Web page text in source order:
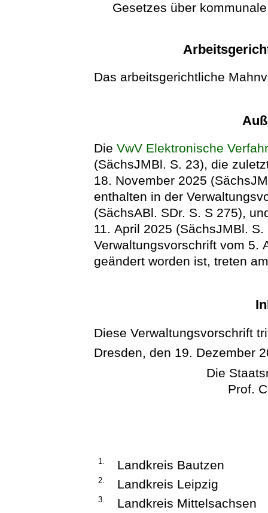
Gesetzes über
Das arbeitsgerichtliche
DieVwV Elektronische
(SächsJMBl. S. 23), die
18. November 2025
enthalten in der
(SächsABl. SDr. S. S 275),
11. April 2025 (SächsJMBl.
Verwaltungsvorschrift vom 5.
geändert worden ist, treten
Diese Verwaltungsvorschrift
Dresden, den 19. Dezember
Die
Prof.
1. Landkreis Bautzen
2. Landkreis Leipzig
3. Landkreis Mittelsachsen